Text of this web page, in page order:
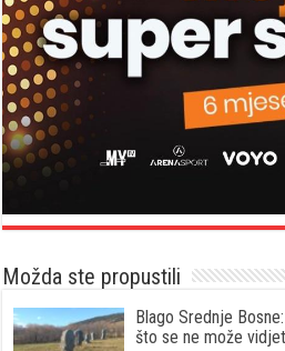
Možda ste propustili
Blago Srednje
što se ne može